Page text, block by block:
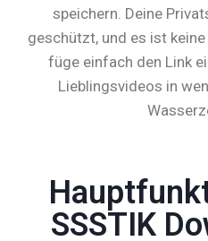
speichern. Deine
geschützt, und es ist
füge einfach den Link
Lieblingsvideos in
SSSTIK